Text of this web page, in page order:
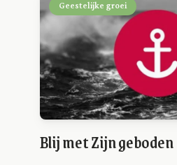
Geestelijke groei
Blij met Zijn geboden